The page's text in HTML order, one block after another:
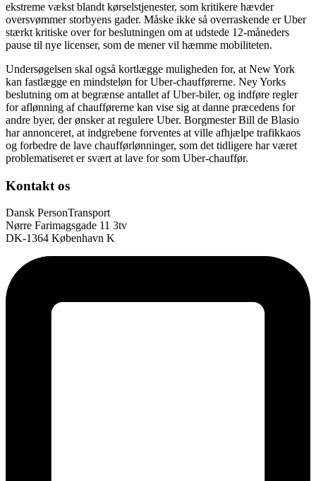
ekstreme vækst blandt kørselstjenester, som kritikere hævder
oversvømmer storbyens gader. Måske ikke så overraskende er Uber
stærkt kritiske over for beslutningen om at udstede 12-måneders
pause til nye licenser, som de mener vil hæmme mobiliteten.
Undersøgelsen skal også kortlægge muligheden for, at New York
kan fastlægge en mindsteløn for Uber-chaufførerne. Ney Yorks
beslutning om at begrænse antallet af Uber-biler, og indføre regler
for aflønning af chaufførerne kan vise sig at danne præcedens for
andre byer, der ønsker at regulere Uber. Borgmester Bill de Blasio
har annonceret, at indgrebene forventes at ville afhjælpe trafikkaos
og forbedre de lave chaufførlønninger, som det tidligere har været
problematiseret er svært at lave for som Uber-chauffør.
Kontakt os
Dansk PersonTransport
Nørre Farimagsgade 11 3tv
DK-1364 København K